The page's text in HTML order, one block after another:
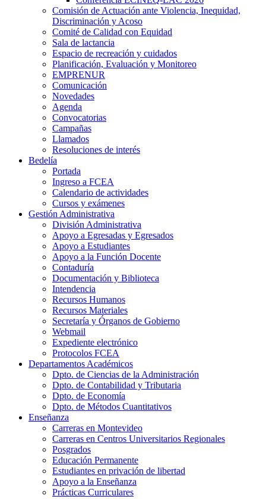
Comisión de Actuación ante Violencia, Inequidad,
Discriminación y Acoso
Comité de Calidad con Equidad
Sala de lactancia
Espacio de recreación y cuidados
Planificación, Evaluación y Monitoreo
EMPRENUR
Comunicación
Novedades
Agenda
Convocatorias
Campañas
Llamados
Resoluciones de interés
Bedelía
Portada
Ingreso a FCEA
Calendario de actividades
Cursos y exámenes
Gestión Administrativa
División Administrativa
Apoyo a Egresadas y Egresados
Apoyo a Estudiantes
Apoyo a la Función Docente
Contaduría
Documentación y Biblioteca
Intendencia
Recursos Humanos
Recursos Materiales
Secretaría y Órganos de Gobierno
Webmail
Expediente electrónico
Protocolos FCEA
Departamentos Académicos
Dpto. de Ciencias de la Administración
Dpto. de Contabilidad y Tributaria
Dpto. de Economía
Dpto. de Métodos Cuantitativos
Enseñanza
Carreras en Montevideo
Carreras en Centros Universitarios Regionales
Posgrados
Educación Permanente
Estudiantes en privación de libertad
Apoyo a la Enseñanza
Prácticas Curriculares